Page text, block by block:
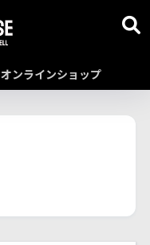
オンラインショップ